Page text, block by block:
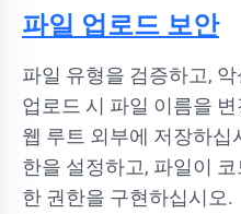
파일 업로드 보안
파일 유형을 검증하고,
업로드 시 파일 이름을
웹 루트 외부에 저장하십
한을 설정하고, 파일이
한 권한을 구현하십시오.